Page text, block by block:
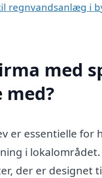
regnvandsanlæg i
med
er essentielle
i
der er designet